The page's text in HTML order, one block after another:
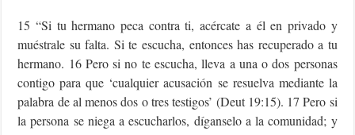
15 “Si tu hermano peca contra ti, acércate a él en privado y
muéstrale su falta. Si te escucha, entonces has recuperado a tu
hermano. 16 Pero si no te escucha, lleva a una o dos personas
contigo para que ‘cualquier acusación se resuelva mediante la
palabra de al menos dos o tres testigos’ (Deut 19:15). 17 Pero si
la persona se niega a escucharlos, díganselo a la comunidad; y